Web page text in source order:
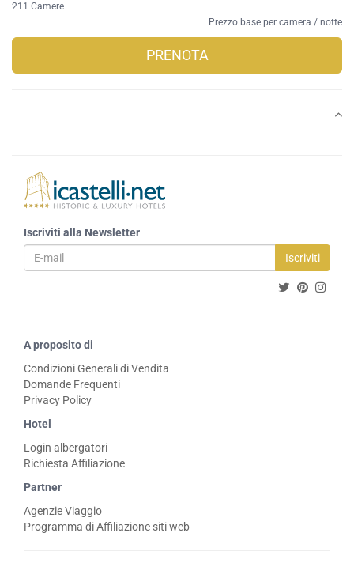
211 Camere
Prezzo base per camera / notte
PRENOTA
Iscriviti alla Newsletter
Iscriviti
A proposito di
Condizioni Generali di Vendita
Domande Frequenti
Privacy Policy
Hotel
Login albergatori
Richiesta Affiliazione
Partner
Agenzie Viaggio
Programma di Affiliazione siti web